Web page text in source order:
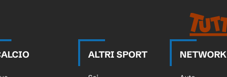
ALTRI SPORT NETWORK